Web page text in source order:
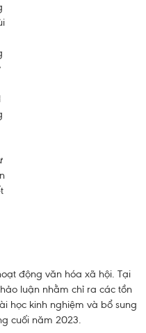
động văn hóa xã hội. Tại
luận nhằm chỉ ra các tồn
học kinh nghiệm và bổ sung
cuối năm 2023.